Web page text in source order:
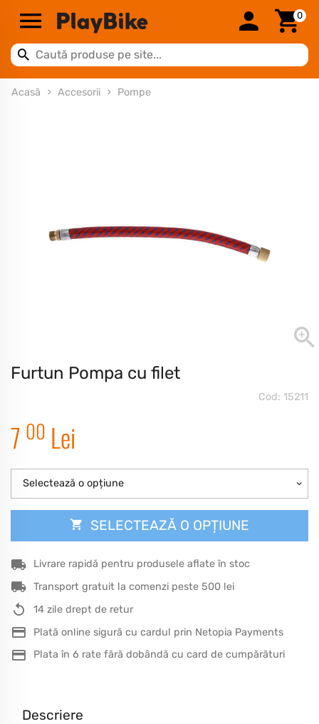
0
Acasă Accesorii Pompe
Furtun Pompa cu filet
Cod: 15211
7 00 Lei
Selectează o opțiune
SELECTEAZĂ O OPȚIUNE
Livrare rapidă pentru produsele aflate în stoc
Transport gratuit la comenzi peste 500 lei
14 zile drept de retur
Plată online sigură cu cardul prin Netopia Payments
Plata în 6 rate fără dobândă cu card de cumpărături
Descriere